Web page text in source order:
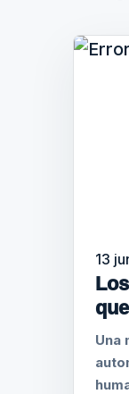
13
Una